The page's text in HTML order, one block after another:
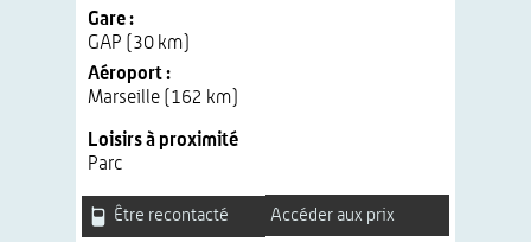
Gare :
GAP (30 km)
Aéroport :
Marseille (162 km)
Loisirs à proximité
Parc
Être recontacté Accéder aux prix